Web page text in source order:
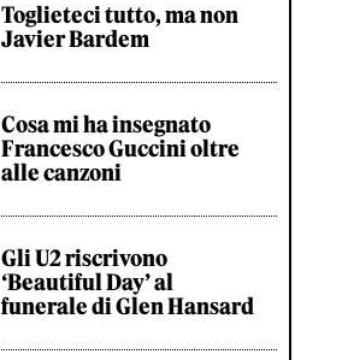
Toglieteci tutto, ma non
Javier Bardem
Cosa mi ha insegnato
Francesco Guccini oltre
alle canzoni
Gli U2 riscrivono
‘Beautiful Day’ al
funerale di Glen Hansard